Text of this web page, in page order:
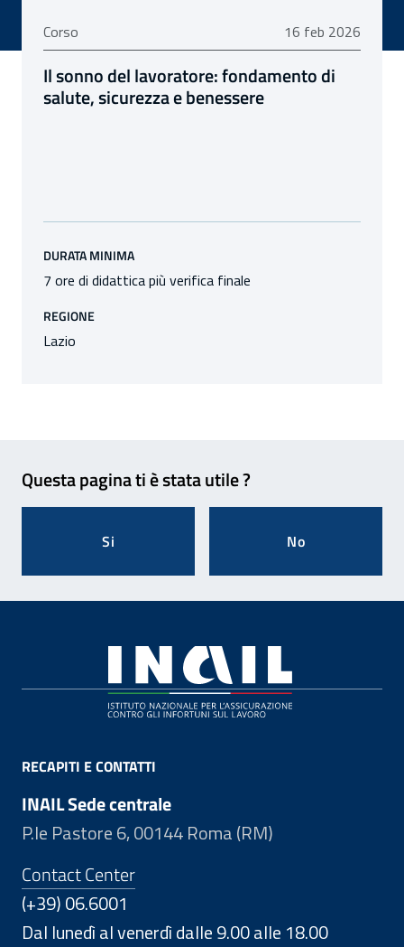
Corso 16 febbraio 2026
16 feb 2026
Il sonno del lavoratore: fondamento di
salute, sicurezza e benessere
DURATA MINIMA
7 ore di didattica più verifica finale
REGIONE
Lazio
Questa pagina ti è stata utile ?
Si No
RECAPITI E CONTATTI
INAIL Sede centrale
P.le Pastore 6, 00144 Roma (RM)
Contact Center
(+39) 06.6001
Dal lunedì al venerdì dalle 9.00 alle 18.00